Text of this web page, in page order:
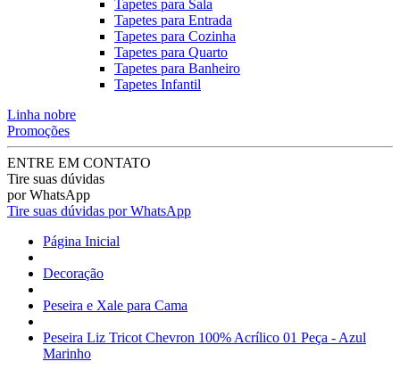
Tapetes para Sala
Tapetes para Entrada
Tapetes para Cozinha
Tapetes para Quarto
Tapetes para Banheiro
Tapetes Infantil
Linha nobre
Promoções
ENTRE EM CONTATO
Tire suas dúvidas
por WhatsApp
Tire suas dúvidas por WhatsApp
Página Inicial
Decoração
Peseira e Xale para Cama
Peseira Liz Tricot Chevron 100% Acrílico 01 Peça - Azul
Marinho